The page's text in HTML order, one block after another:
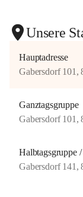
Unsere
Hauptadresse
Gabersdorf 101,
Ganztagsgruppe
Gabersdorf 101,
Halbtagsgruppe
Gabersdorf 141,